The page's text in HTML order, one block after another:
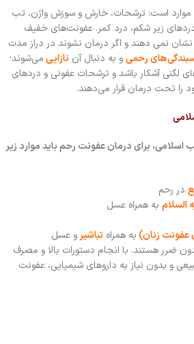
موارد است: ترشحات، خارش و سوزش واژن، تب
دردهای زیر شکم، درد کمر. عفونت‌های خفیف
نشان نمی دهند و اگر درمان نشوند در دراز مدت
رحمیو به دنبال آن نازاییمی‌شوند؛
لگنی آشکار باشد و ترشحات عفونی و دردهای
را تحت درمان قرار می‌دهند.
اسلامی، برای درمان عفونت رحم باید موارد زیر
در رحم
السلام به همراه عسل
عفونت زنان) به همراه تباشیر و عسل
ضرر هستند. با انجام دستورات بالا و مصرف
و بدون نیاز به داروهای شیمیایی، عفونت